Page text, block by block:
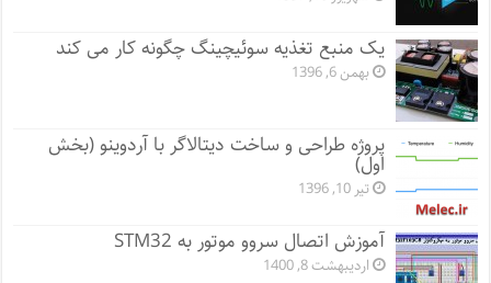
یک منبع تغذیه سوئیچینگ چگونه کار می کند
بهمن 6, 1396
پروژه طراحی و ساخت دیتالاگر با آردوینو (بخش
اول)
تیر 10, 1396
آموزش اتصال سروو موتور به STM32
اردیبهشت 8, 1400